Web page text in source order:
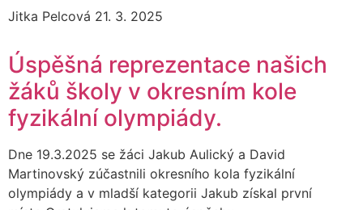
Jitka Pelcová 21. 3. 2025
Úspěšná reprezentace našich
žáků školy v okresním kole
fyzikální olympiády.
Dne 19.3.2025 se žáci Jakub Aulický a David
Martinovský zúčastnili okresního kola fyzikální
olympiády a v mladší kategorii Jakub získal první